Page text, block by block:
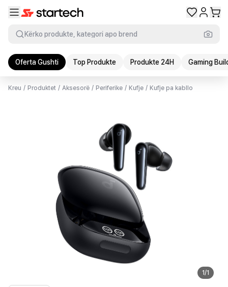
Kërko produkte, kategori apo brend
Oferta Gushti Top Produkte Produkte 24H Gaming
Kreu / Produktet / Aksesorë / Periferike / Kufje / Kufje pa kabllo
1/1